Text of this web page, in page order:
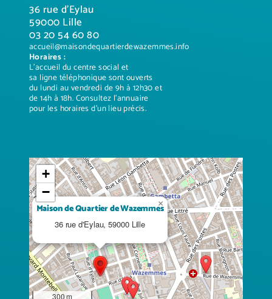
36 rue d’Eylau
59000 Lille
03 20 54 60 80
accueil@maisondequartierdewazemmes.info
Horaires :
L’accueil du centre social et
sa ligne téléphonique sont ouverts
du lundi au vendredi de 9h à 12h30 et
de 14h à 18h. Consultez l’annuaire
pour les horaires d’un lieu précis.
Maison de Quartier de Wazemmes
36 rue d'Eylau, 59000 Lille
×
+
−
300 m